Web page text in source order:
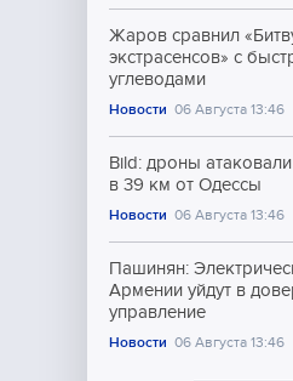
Жаров сравнил
экстрасенсов» с
углеводами
Новости 06 Августа 13:46
Bild: дроны
в 39 км от Одессы
Новости 06 Августа 13:46
Пашинян:
Армении уйдут в
управление
Новости 06 Августа 13:46